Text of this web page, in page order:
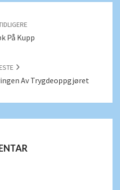
På Kupp
Av Trygdeoppgjøret